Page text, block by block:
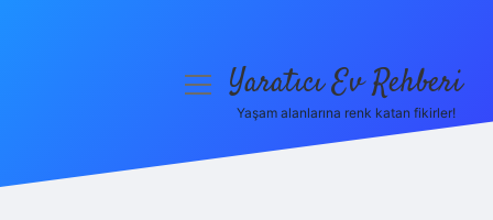
menüyüYaratıcı Ev Rehberi
Yaşam alanlarına renk katan fikirler!